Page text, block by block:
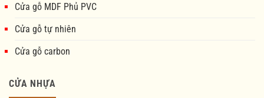
Cửa gỗ MDF Phủ PVC
Cửa gỗ tự nhiên
Cửa gỗ carbon
CỬA NHỰA